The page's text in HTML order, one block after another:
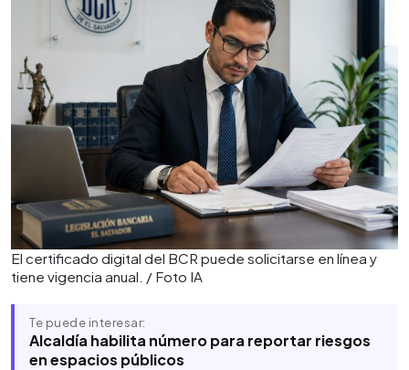
El certificado digital del BCR puede solicitarse en línea y
tiene vigencia anual. / Foto IA
Te puede interesar:
Alcaldía habilita número para reportar riesgos
en espacios públicos